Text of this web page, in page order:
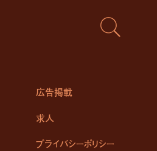
広告掲載
求人
プライバシーポリシー